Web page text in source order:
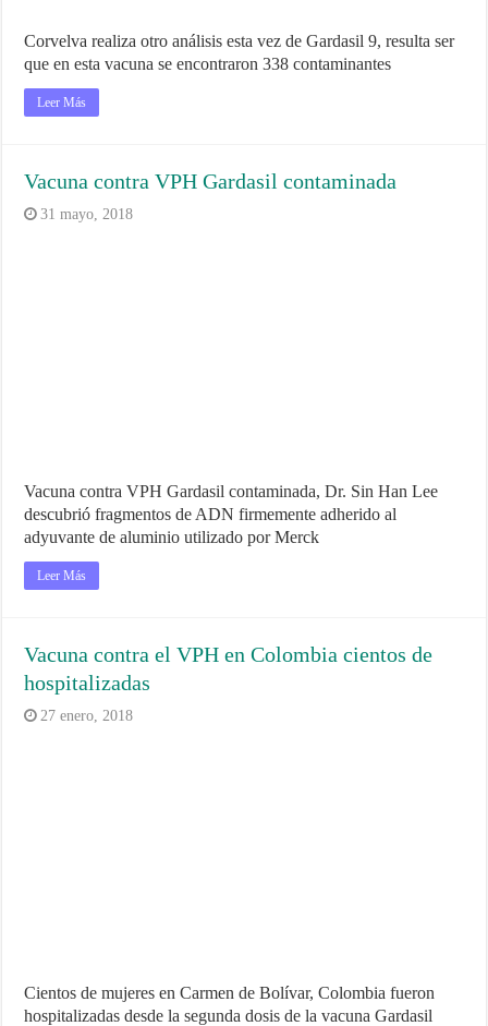
Corvelva realiza otro análisis esta vez de Gardasil 9, resulta ser
que en esta vacuna se encontraron 338 contaminantes
Leer Más
Vacuna contra VPH Gardasil contaminada
31 mayo, 2018
Vacuna contra VPH Gardasil contaminada, Dr. Sin Han Lee
descubrió fragmentos de ADN firmemente adherido al
adyuvante de aluminio utilizado por Merck
Leer Más
Vacuna contra el VPH en Colombia cientos de
hospitalizadas
27 enero, 2018
Cientos de mujeres en Carmen de Bolívar, Colombia fueron
hospitalizadas desde la segunda dosis de la vacuna Gardasil